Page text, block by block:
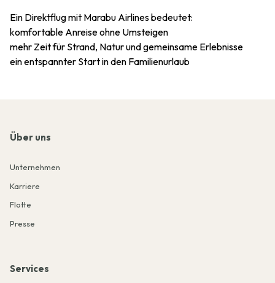
Ein Direktflug mit Marabu Airlines bedeutet:
komfortable Anreise ohne Umsteigen
mehr Zeit für Strand, Natur und gemeinsame Erlebnisse
ein entspannter Start in den Familienurlaub
Über uns
Unternehmen
Karriere
Flotte
Presse
Services